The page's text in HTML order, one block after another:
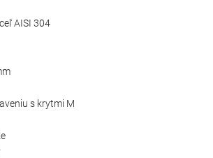
AISI 304
s krytmi M